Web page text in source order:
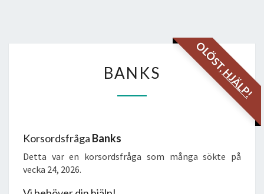
OLÖST,
HJÄLP!
BANKS
Korsordsfråga Banks
Detta var en korsordsfråga som många sökte på
vecka 24, 2026.